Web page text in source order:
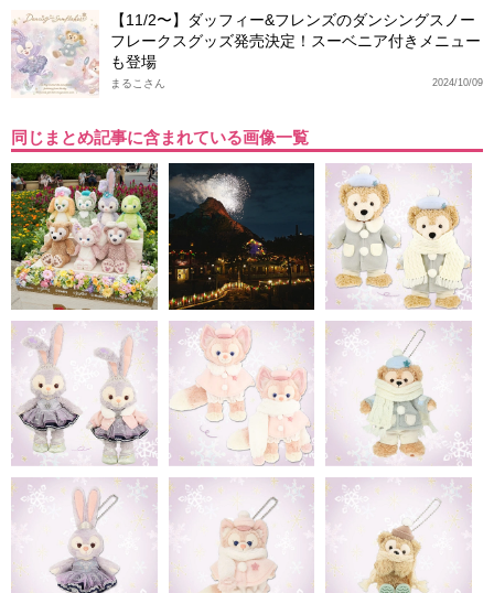
【11/2〜】ダッフィー&フレンズのダンシングスノー
フレークスグッズ発売決定！スーベニア付きメニュー
も登場
2024/10/09
まるこさん
同じまとめ記事に含まれている画像一覧